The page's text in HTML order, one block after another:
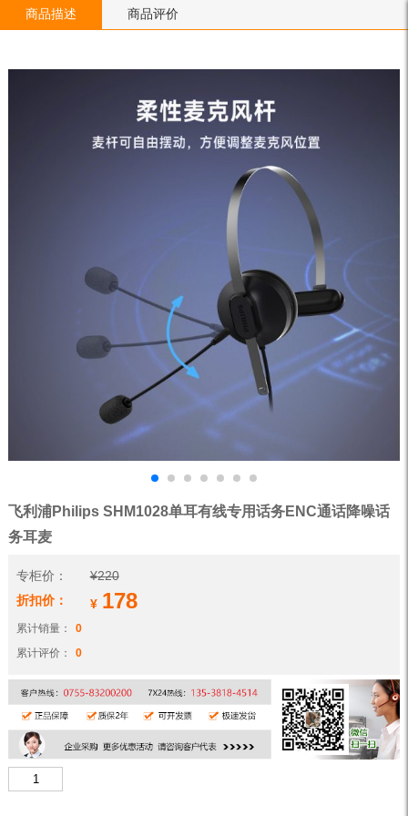
飞利浦Philips SHM1028单耳有线专用话务ENC通话降噪话
务耳麦
专柜价：
折扣价：
¥220
¥ 178
累计销量：
0
累计评价：
0
商品描述 商品评价